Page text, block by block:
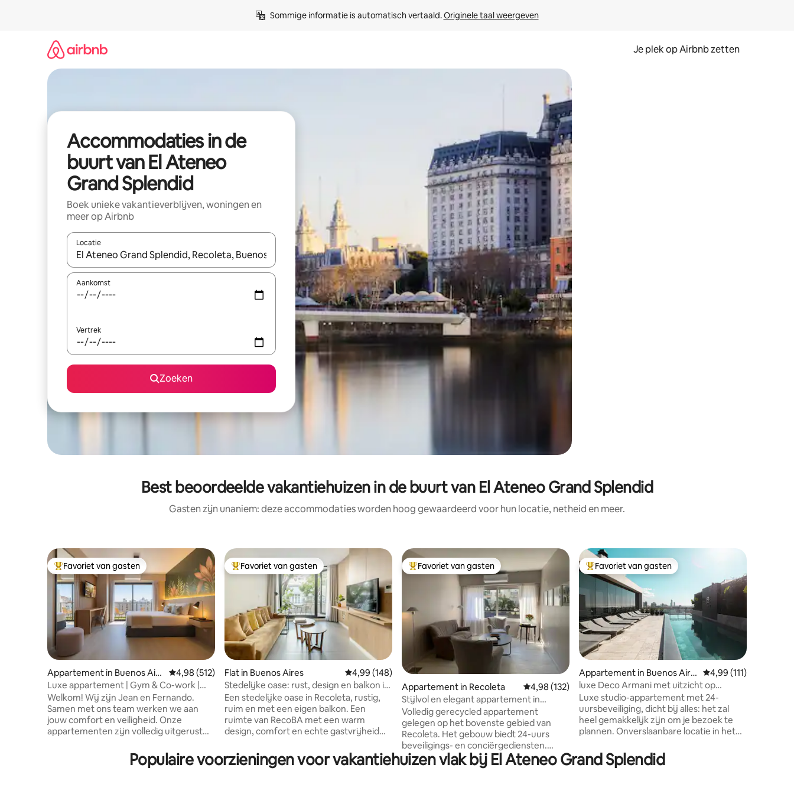
Sommige informatie is automatisch vertaald. Originele taal weergeven
Je plek op Airbnb zetten
Accommodaties in de
buurt van El Ateneo
Grand Splendid
Boek unieke vakantieverblijven, woningen en
meer op Airbnb
Locatie
Wanneer er resultaten beschikbaar zijn, maak je een keuze met je de pijltjestoetsen omhoog en omlaag, óf door te tikken of swipen.
Aankomst
Vertrek
Zoeken
Best beoordeelde vakantiehuizen in de buurt van El Ateneo Grand Splendid
Gasten zijn unaniem: deze accommodaties worden hoog gewaardeerd voor hun locatie, netheid en meer.
Topfavoriet van gasten
Favoriet van gasten
Appartement in Buenos Aire
s
Gemiddelde beoordeling van 4,98 op 5, 512 recensies
4,98 (512)
Luxe appartement | Gym & Co-work |
Downtown BA Obelisco
Welkom! Wij zijn Jean en Fernando.
Samen met ons team werken we aan
jouw comfort en veiligheid. Onze
appartementen zijn volledig uitgerust
toiletartikelen, enz.). We hebben
toplocaties in Palermo, Recoleta, Puerto
Topfavoriet van gasten
Favoriet van gasten
Flat in Buenos Aires Gemiddelde beoordeling van 4,99 op 5, 148 recensies
4,99 (148)
Stedelijke oase: rust, design en balkon in
Recoleta
Een stedelijke oase in Recoleta, rustig,
ruim en met een eigen balkon. Een
ruimte van RecoBA met een warm
design, comfort en echte gastvrijheid
genieten. Ontworpen voor degenen die
een authentieke lokale ervaring willen
Topfavoriet van gasten
Favoriet van gasten
Appartement in Recoleta Gemiddelde beoordeling van 4,98 op 5, 132 recensies
4,98 (132)
Stijlvol en elegant appartement in
Recoleta
Volledig gerecycled appartement
gelegen op het bovenste gebied van
Recoleta. Het gebouw biedt 24-uurs
beveiligings- en conciërgediensten.
Andere voorzieningen zijn een
fitnessruimte, zwembad, tennisbaan,
Topfavoriet van gasten
Favoriet van gasten
Appartement in Buenos Aire
s
Gemiddelde
4,99 (111)
luxe Deco Armani met uitzicht op
RecoletaCemetery
Luxe studio-appartement met 24-
uursbeveiliging, dicht bij alles: het zal
heel gemakkelijk zijn om je bezoek te
plannen. Onverslaanbare locatie in het
voorzieningen op de 15e verdieping, op
de begraafplaats van Recoleta. Een blok
Populaire voorzieningen voor vakantiehuizen vlak bij El Ateneo Grand Splendid